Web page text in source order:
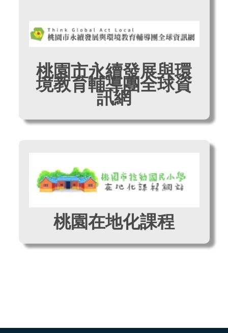
桃園市永續發展與環
境教育輔導團全球資
訊網
桃園在地化課程